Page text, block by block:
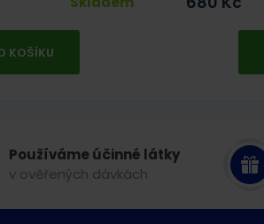
KOŠÍKU
Používáme účinné látky
v ověřených dávkách